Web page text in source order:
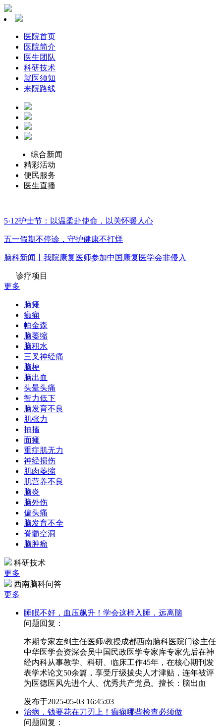
医院首页
医院简介
医生团队
科研技术
就医须知
来院路线
综合新闻
精彩活动
便民服务
医生直播
5·12护士节：以温柔赴使命，以关怀暖人心
五一假期不停诊，守护健康不打烊
脑科新闻丨我院康复医师参加中国康复医学会非侵入
诊疗项目
更多
脑瘫
癫痫
帕金森
脑萎缩
脑积水
三叉神经痛
脑梗
脑出血
头晕头痛
智力低下
脑发育不良
肌张力
抽搐
面瘫
重症肌无力
神经损伤
肌肉萎缩
肌营养不良
脑炎
脑外伤
偏头痛
脑发育不全
脊髓空洞
脑肿瘤
科研技术
更多
西南脑科问答
更多
睡眠不好，血压飙升！学会这样入睡，远离脑
问题回复：
本期专家左剑主任医师/教授成都西南脑科医院门诊主任
中华医学会资深会员中国民政医学专家库专家先后在神
经内科从事教学、科研、临床工作45年，在核心期刊发
表学术论文50余篇，享受厅级拔尖人才津贴，连年被评
为医德医风先进个人、优秀共产党员。擅长：脑出血
发布于2025-05-03 16:45:03
治病，钱要花在刀刃上！癫痫哪些检查必须做
问题回复：